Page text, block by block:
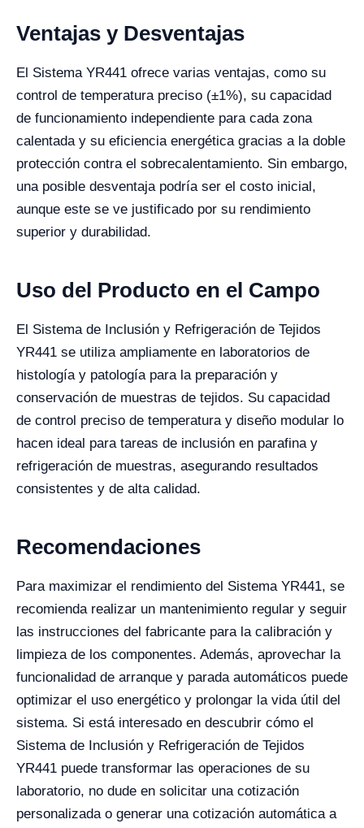
Ventajas y Desventajas
El Sistema YR441 ofrece varias ventajas, como su
control de temperatura preciso (±1%), su capacidad
de funcionamiento independiente para cada zona
calentada y su eficiencia energética gracias a la doble
protección contra el sobrecalentamiento. Sin embargo,
una posible desventaja podría ser el costo inicial,
aunque este se ve justificado por su rendimiento
superior y durabilidad.
Uso del Producto en el Campo
El Sistema de Inclusión y Refrigeración de Tejidos
YR441 se utiliza ampliamente en laboratorios de
histología y patología para la preparación y
conservación de muestras de tejidos. Su capacidad
de control preciso de temperatura y diseño modular lo
hacen ideal para tareas de inclusión en parafina y
refrigeración de muestras, asegurando resultados
consistentes y de alta calidad.
Recomendaciones
Para maximizar el rendimiento del Sistema YR441, se
recomienda realizar un mantenimiento regular y seguir
las instrucciones del fabricante para la calibración y
limpieza de los componentes. Además, aprovechar la
funcionalidad de arranque y parada automáticos puede
optimizar el uso energético y prolongar la vida útil del
sistema. Si está interesado en descubrir cómo el
Sistema de Inclusión y Refrigeración de Tejidos
YR441 puede transformar las operaciones de su
laboratorio, no dude en solicitar una cotización
personalizada o generar una cotización automática a